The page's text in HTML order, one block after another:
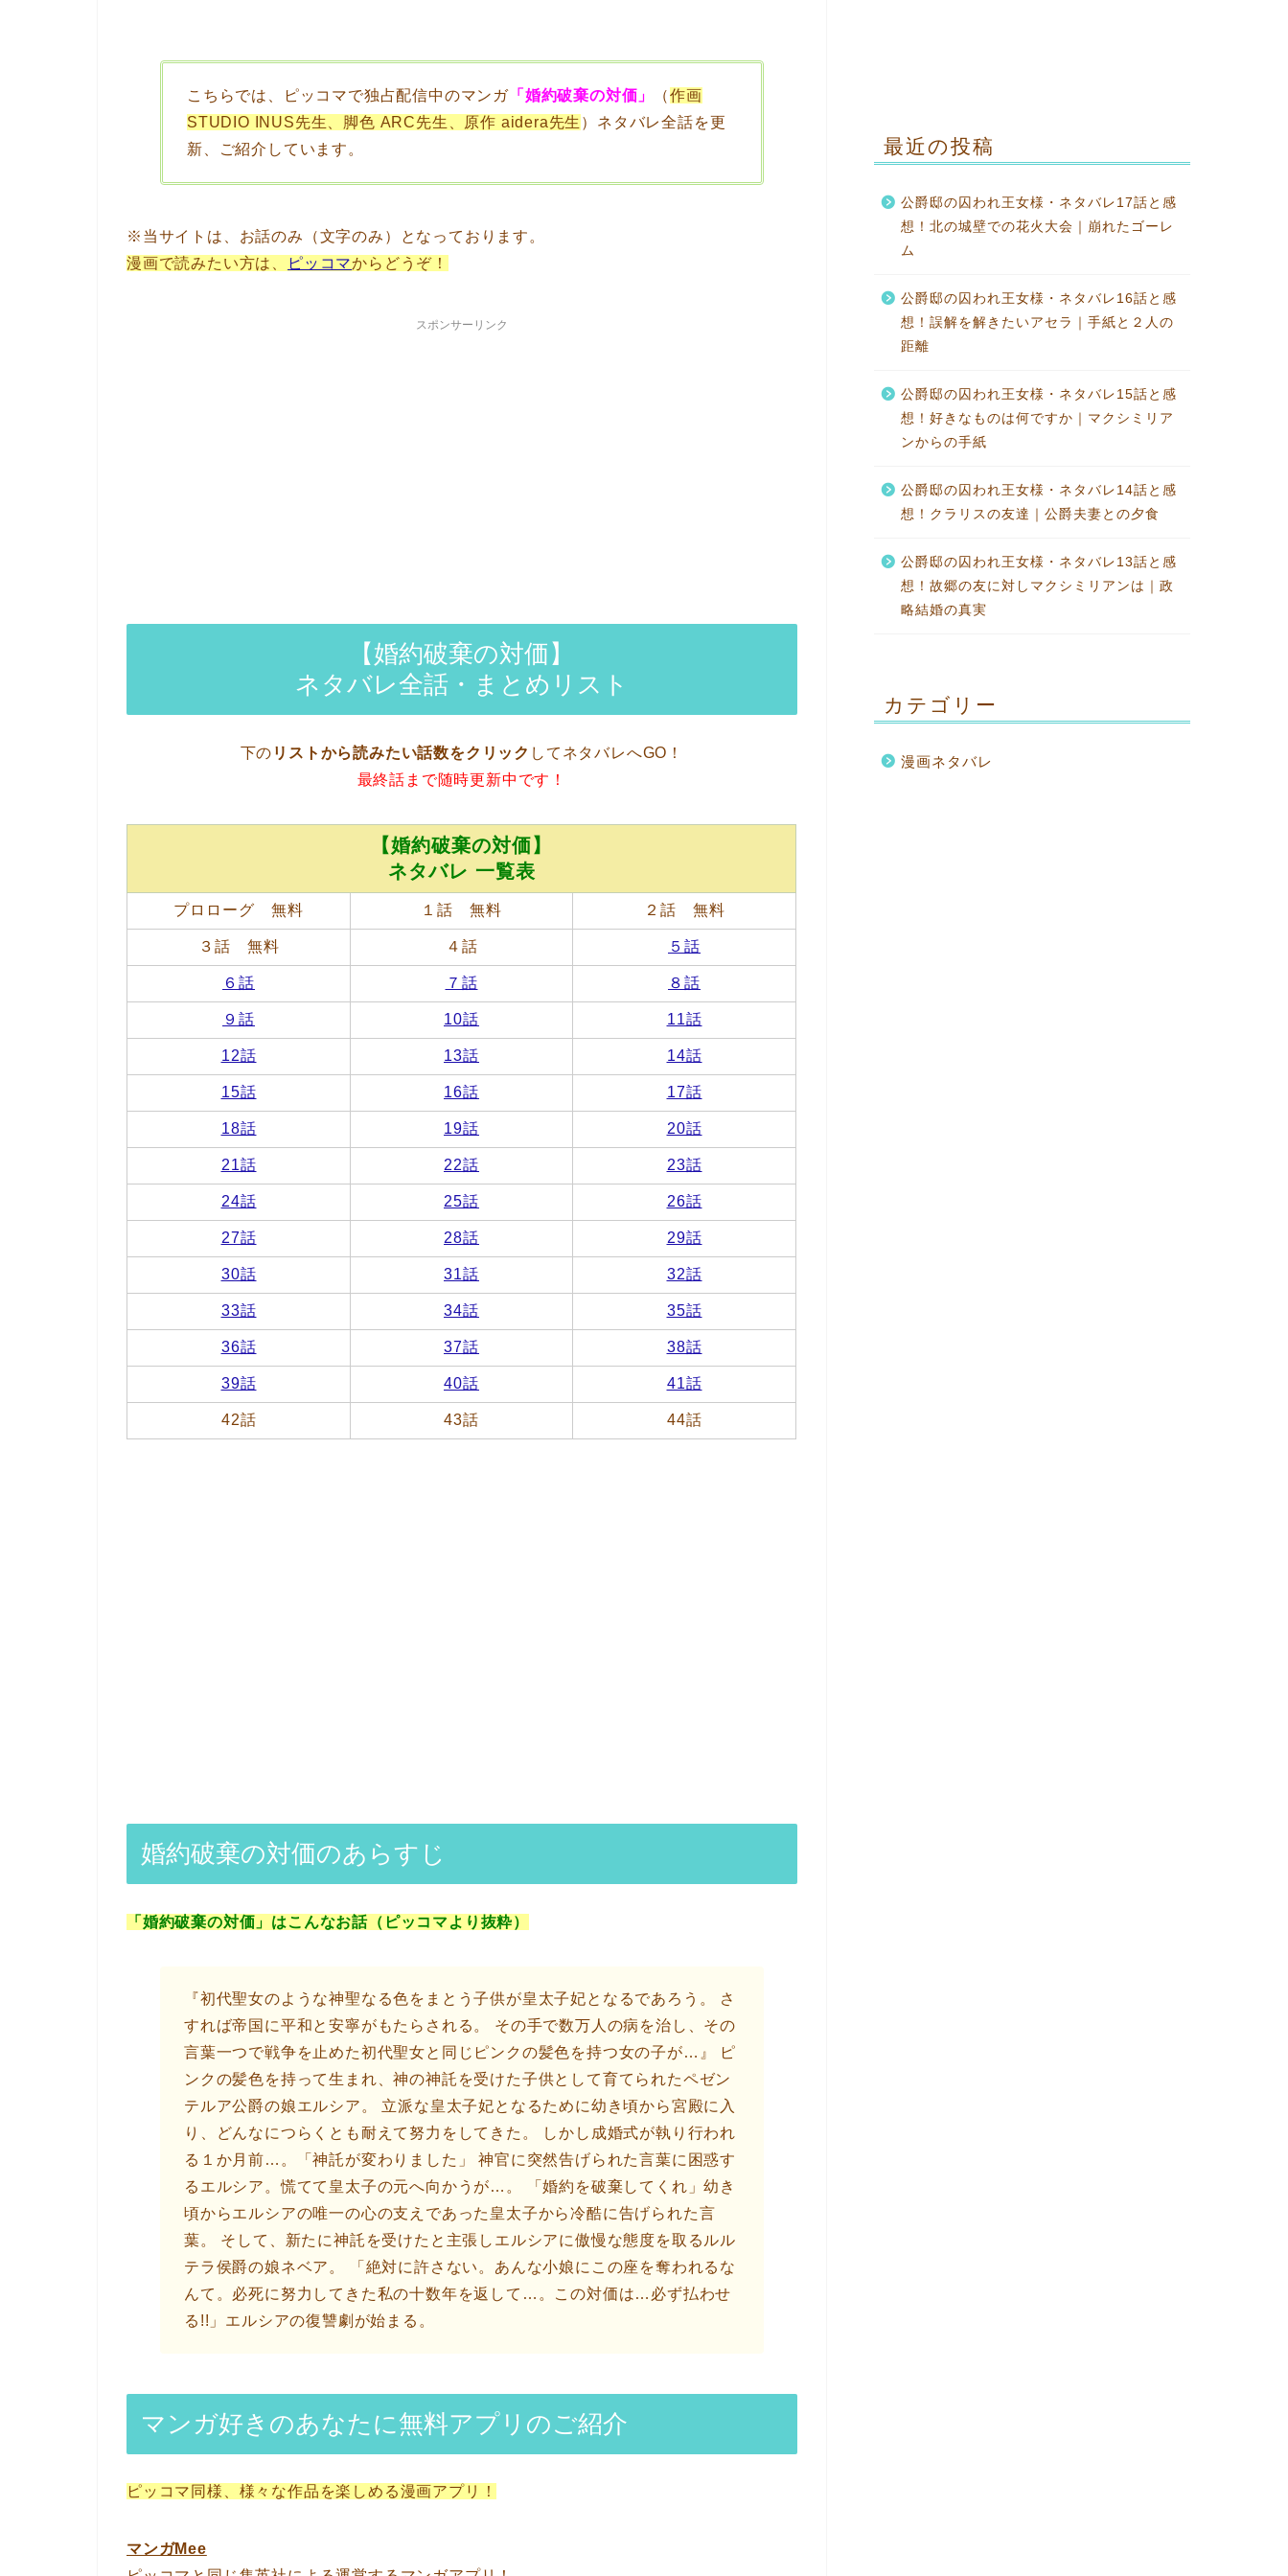
こちらでは、ピッコマで独占配信中のマンガ「婚約破棄の対価」 （作画
STUDIO INUS先生、脚色 ARC先生、原作 aidera先生 ）ネタバレ全話を更
新、ご紹介しています。
※当サイトは、お話のみ（文字のみ）となっております。
漫画で読みたい方は、
ピッコマからどうぞ！
スポンサーリンク
【婚約破棄の対価】
ネタバレ全話・まとめリスト
下の リストから読みたい話数をクリック してネタバレへGO！
最終話まで随時更新中です！
【婚約破棄の対価】
ネタバレ 一覧表
プロローグ 無料 １話 無料 ２話 無料
３話 無料 ４話 ５話
６話 ７話 ８話
９話 10話 11話
12話 13話 14話
15話 16話 17話
18話 19話 20話
21話 22話 23話
24話 25話 26話
27話 28話 29話
30話 31話 32話
33話 34話 35話
36話 37話 38話
39話 40話 41話
42話 43話 44話
婚約破棄の対価のあらすじ
「婚約破棄の対価」はこんなお話（ピッコマより抜粋）
『初代聖女のような神聖なる色をまとう子供が皇太子妃となるであろう。 さ
すれば帝国に平和と安寧がもたらされる。 その手で数万人の病を治し、その
言葉一つで戦争を止めた初代聖女と同じピンクの髪色を持つ女の子が…』 ピ
ンクの髪色を持って生まれ、神の神託を受けた子供として育てられたペゼン
テルア公爵の娘エルシア。 立派な皇太子妃となるために幼き頃から宮殿に入
り、どんなにつらくとも耐えて努力をしてきた。 しかし成婚式が執り行われ
る１か月前…。「神託が変わりました」 神官に突然告げられた言葉に困惑す
るエルシア。慌てて皇太子の元へ向かうが…。 「婚約を破棄してくれ」幼き
頃からエルシアの唯一の心の支えであった皇太子から冷酷に告げられた言
葉。 そして、新たに神託を受けたと主張しエルシアに傲慢な態度を取るルル
テラ侯爵の娘ネベア。 「絶対に許さない。あんな小娘にこの座を奪われるな
んて。必死に努力してきた私の十数年を返して…。この対価は…必ず払わせ
る!!」エルシアの復讐劇が始まる。
マンガ好きのあなたに無料アプリのご紹介
ピッコマ同様、様々な作品を楽しめる漫画アプリ！
マンガMee
最近の投稿
公爵邸の囚われ王女様・ネタバレ17話と感
想！北の城壁での花火大会｜崩れたゴーレ
ム
公爵邸の囚われ王女様・ネタバレ16話と感
想！誤解を解きたいアセラ｜手紙と２人の
距離
公爵邸の囚われ王女様・ネタバレ15話と感
想！好きなものは何ですか｜マクシミリア
ンからの手紙
公爵邸の囚われ王女様・ネタバレ14話と感
想！クラリスの友達｜公爵夫妻との夕食
公爵邸の囚われ王女様・ネタバレ13話と感
想！故郷の友に対しマクシミリアンは｜政
略結婚の真実
カテゴリー
漫画ネタバレ